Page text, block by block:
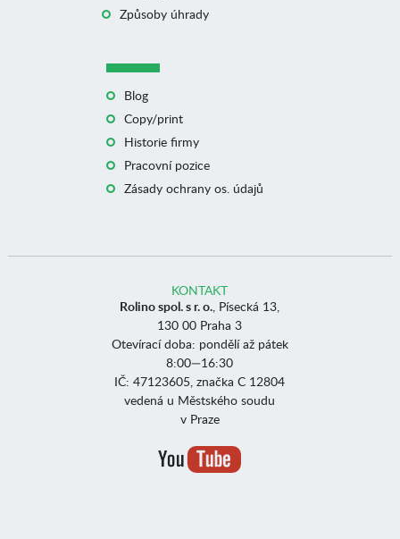
Způsoby úhrady
Blog
Copy/print
Historie firmy
Pracovní pozice
Zásady ochrany os. údajů
KONTAKT
Rolino spol. s r. o., Písecká 13,
130 00 Praha 3
Otevírací doba: pondělí až pátek
8:00—16:30
IČ: 47123605, značka C 12804
vedená u Městského soudu
v Praze